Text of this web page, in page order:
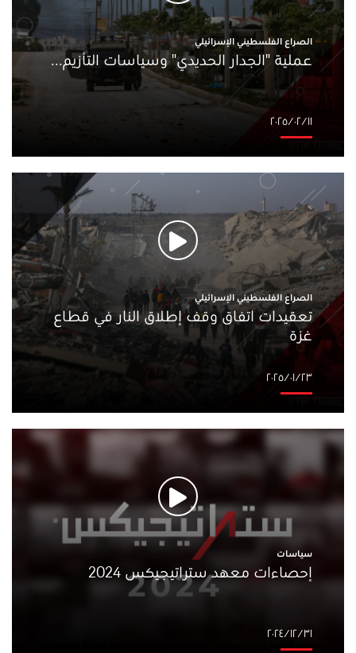
الصراع الفلسطيني الإسرائيلي
عملية "الجدار الحديدي" وسياسات التأزيم...
١١‏/٠٢‏/٢٠٢٥
الصراع الفلسطيني الإسرائيلي
تعقيدات اتفاق وقف إطلاق النار في قطاع
غزة
٢٣‏/٠١‏/٢٠٢٥
سياسات
إحصاءات معهد ستراتيجيكس 2024
٣١‏/١٢‏/٢٠٢٤